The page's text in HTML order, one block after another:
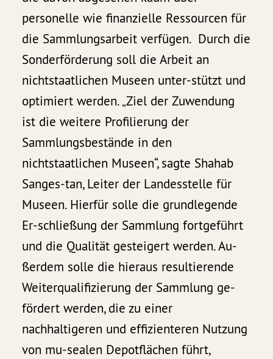
personelle wie finanzielle Ressourcen für
die Sammlungsarbeit verfügen. Durch die
Sonderförderung soll die Arbeit an
nichtstaatlichen Museen unter-stützt und
optimiert werden. „Ziel der Zuwendung
ist die weitere Profilierung der
Sammlungsbestände in den
nichtstaatlichen Museen“, sagte Shahab
Sanges-tan, Leiter der Landesstelle für
Museen. Hierfür solle die grundlegende
Er-schließung der Sammlung fortgeführt
und die Qualität gesteigert werden. Au-
ßerdem solle die hieraus resultierende
Weiterqualifizierung der Sammlung ge-
fördert werden, die zu einer
nachhaltigeren und effizienteren Nutzung
von mu-sealen Depotflächen führt,